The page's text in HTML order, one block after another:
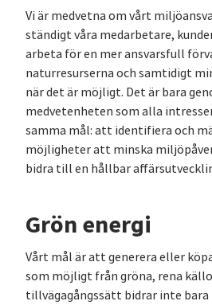
Vi är medvetna om vårt
ständigt våra medarbetare,
arbeta för en mer ansvarsfull
naturresurserna och samtidigt
när det är möjligt. Det är bara
medvetenheten som alla
samma mål: att identifiera och
möjligheter att minska
bidra till en hållbar
Grön energi
Vårt mål är att generera eller
som möjligt från gröna, rena
tillvägagångssätt bidrar inte